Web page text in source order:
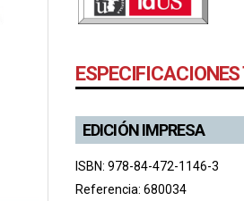
EDICIÓN IMPRESA
ISBN: 978-84-472-1146-3
Referencia: 680034